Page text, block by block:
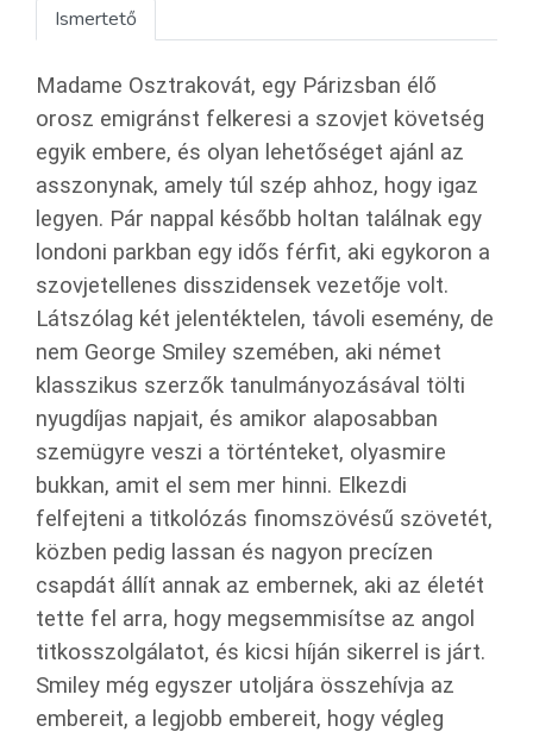
Ismertető
Madame Osztrakovát, egy Párizsban élő
orosz emigránst felkeresi a szovjet követség
egyik embere, és olyan lehetőséget ajánl az
asszonynak, amely túl szép ahhoz, hogy igaz
legyen. Pár nappal később holtan találnak egy
londoni parkban egy idős férfit, aki egykoron a
szovjetellenes disszidensek vezetője volt.
Látszólag két jelentéktelen, távoli esemény, de
nem George Smiley szemében, aki német
klasszikus szerzők tanulmányozásával tölti
nyugdíjas napjait, és amikor alaposabban
szemügyre veszi a történteket, olyasmire
bukkan, amit el sem mer hinni. Elkezdi
felfejteni a titkolózás finomszövésű szövetét,
közben pedig lassan és nagyon precízen
csapdát állít annak az embernek, aki az életét
tette fel arra, hogy megsemmisítse az angol
titkosszolgálatot, és kicsi híján sikerrel is járt.
Smiley még egyszer utoljára összehívja az
embereit, a legjobb embereit, hogy végleg